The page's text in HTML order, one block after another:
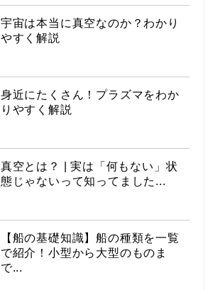
宇宙は本当に真空なのか？わかり
やすく解説
身近にたくさん！プラズマをわか
りやすく解説
真空とは？ | 実は「何もない」状
態じゃないって知ってました...
【船の基礎知識】船の種類を一覧
で紹介！小型から大型のものま
で...